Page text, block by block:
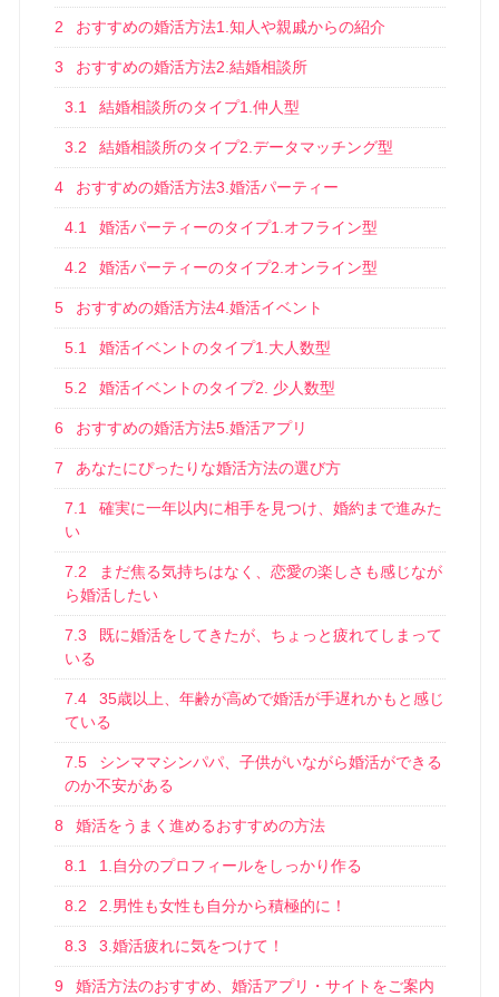
2 おすすめの婚活方法1.知人や親戚からの紹介
3 おすすめの婚活方法2.結婚相談所
3.1 結婚相談所のタイプ1.仲人型
3.2 結婚相談所のタイプ2.データマッチング型
4 おすすめの婚活方法3.婚活パーティー
4.1 婚活パーティーのタイプ1.オフライン型
4.2 婚活パーティーのタイプ2.オンライン型
5 おすすめの婚活方法4.婚活イベント
5.1 婚活イベントのタイプ1.大人数型
5.2 婚活イベントのタイプ2. 少人数型
6 おすすめの婚活方法5.婚活アプリ
7 あなたにぴったりな婚活方法の選び方
7.1
確実に一年以内に相手を見つけ、婚約まで進みた
い
7.2
まだ焦る気持ちはなく、恋愛の楽しさも感じなが
ら婚活したい
7.3
既に婚活をしてきたが、ちょっと疲れてしまって
いる
7.4
35歳以上、年齢が高めで婚活が手遅れかもと感じ
ている
7.5
シンママシンパパ、子供がいながら婚活ができる
のか不安がある
8 婚活をうまく進めるおすすめの方法
8.1 1.自分のプロフィールをしっかり作る
8.2 2.男性も女性も自分から積極的に！
8.3 3.婚活疲れに気をつけて！
9 婚活方法のおすすめ、婚活アプリ・サイトをご案内